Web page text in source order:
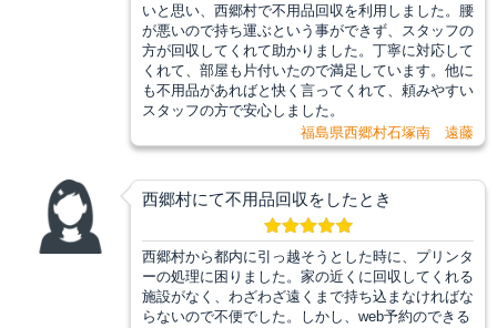
いと思い、西郷村で不用品回収を利用しました。腰
が悪いので持ち運ぶという事ができず、スタッフの
方が回収してくれて助かりました。丁寧に対応して
くれて、部屋も片付いたので満足しています。他に
も不用品があればと快く言ってくれて、頼みやすい
スタッフの方で安心しました。
福島県西郷村石塚南 遠藤
西郷村にて不用品回収をしたとき
西郷村から都内に引っ越そうとした時に、プリンタ
ーの処理に困りました。家の近くに回収してくれる
施設がなく、わざわざ遠くまで持ち込まなければな
らないので不便でした。しかし、web予約のできる